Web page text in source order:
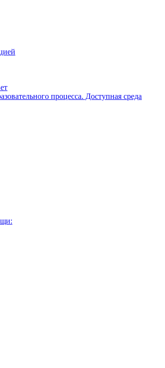
процесса. Доступная среда